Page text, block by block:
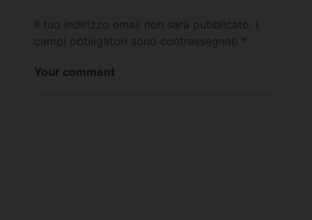
Il tuo indirizzo email non sarà pubblicato.
campi obbligatori sono contrassegnati *
Your comment